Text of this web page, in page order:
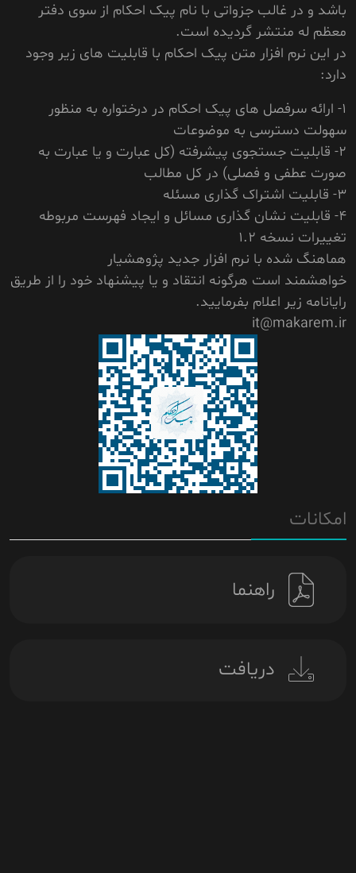
باشد و در غالب جزواتی با نام پیک احکام از سوی دفتر
معظم له منتشر گردیده است.
در این نرم افزار متن پیک احکام با قابلیت های زیر وجود
دارد:
1- ارائه سرفصل های پیک احکام در درختواره به منظور
سهولت دسترسی به موضوعات
2- قابلیت جستجوی پیشرفته (کل عبارت و یا عبارت به
صورت عطفی و فصلی) در کل مطالب
3- قابلیت اشتراک گذاری مسئله
4- قابلیت نشان گذاری مسائل و ایجاد فهرست مربوطه
تغییرات نسخه 1.2
هماهنگ شده با نرم افزار جدید پژوهشیار
خواهشمند است هرگونه انتقاد و یا پیشنهاد خود را از طریق
رایانامه زیر اعلام بفرمایید.
it@makarem.ir
امکانات
راهنما
دریافت